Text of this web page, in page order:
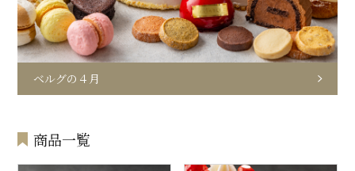
ベルグの４月
商品一覧